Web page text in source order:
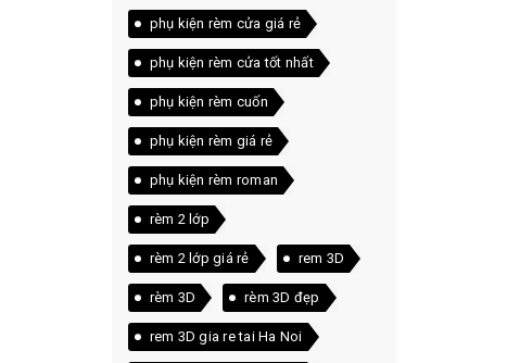
phụ kiện rèm cửa giá rẻ
phụ kiện rèm cửa tốt nhất
phụ kiện rèm cuốn
phụ kiện rèm giá rẻ
phụ kiện rèm roman
rèm 2 lớp
rèm 2 lớp giá rẻ rem 3D
rèm 3D rèm 3D đẹp
rem 3D gia re tai Ha Noi